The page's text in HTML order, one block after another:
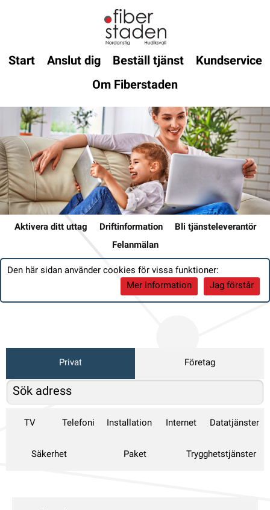
Start Anslut dig Beställ tjänst
Kundservice
Om Fiberstaden
Aktivera ditt uttag Driftinformation
Bli tjänsteleverantör
Felanmälan
Den här sidan använder cookies för vissa funktioner:
Jag förstår
Mer information
Privat Företag
TV Telefoni Installation Internet Datatjänster
Säkerhet Paket Trygghetstjänster